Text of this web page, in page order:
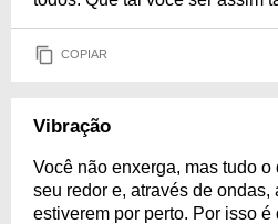
COPIAR
Vibração
Você não enxerga, mas tudo
seu redor e, através de
estiverem por perto. Por isso